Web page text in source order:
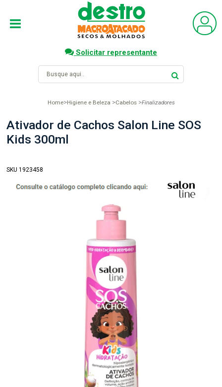
Solicitar representante
Home Higiene e Beleza Cabelos Finalizadores
Ativador de Cachos Salon Line SOS
Kids 300ml
SKU 1923458